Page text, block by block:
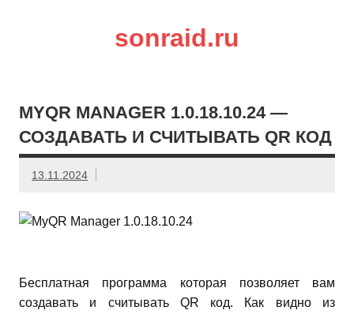
sonraid.ru
MYQR MANAGER 1.0.18.10.24 —
СОЗДАВАТЬ И СЧИТЫВАТЬ QR КОД
13.11.2024
Бесплатная программа которая позволяет вам
создавать и считывать QR код. Как видно из